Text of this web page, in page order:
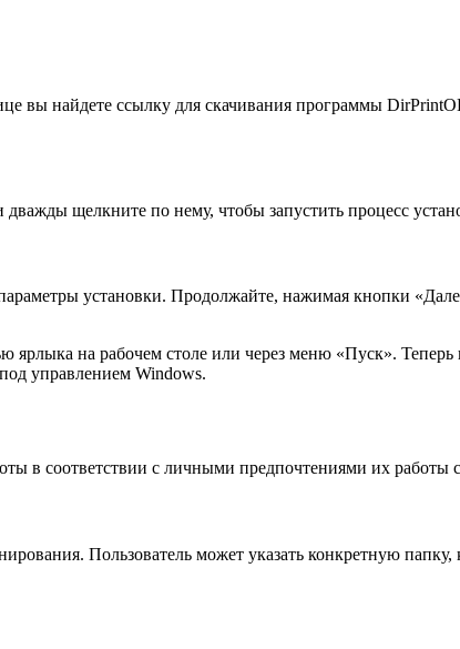
вы найдете ссылку для скачивания программы
щелкните по нему, чтобы запустить процесс
установки. Продолжайте, нажимая кнопки
на рабочем столе или через меню «Пуск».
управлением Windows.
в соответствии с личными предпочтениями их работы
Пользователь может указать конкретную папку,